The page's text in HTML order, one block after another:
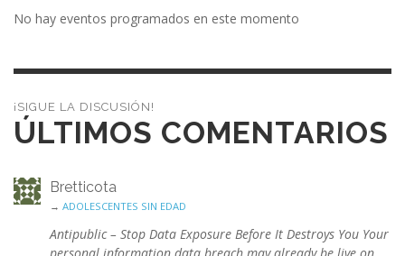
No hay eventos programados en este momento
¡SIGUE LA DISCUSIÓN!
ÚLTIMOS COMENTARIOS
Bretticota
→ ADOLESCENTES SIN EDAD
Antipublic – Stop Data Exposure Before It Destroys You Your